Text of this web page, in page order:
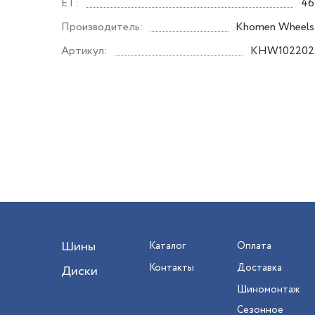
Производитель:
Khomen Wheels
Артикул:
KHW102202
Шины
Диски
Каталог
Контакты
Оплата
Доставка
Шиномонтаж
Сезонное